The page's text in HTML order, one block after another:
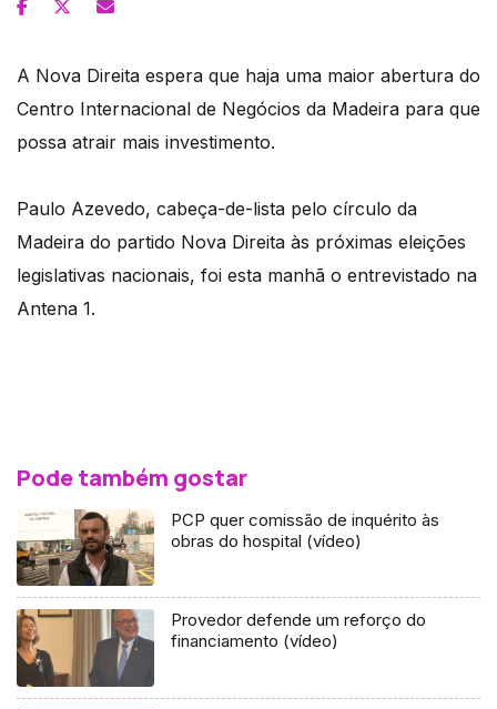
A Nova Direita espera que haja uma maior abertura do
Centro Internacional de Negócios da Madeira para que
possa atrair mais investimento.
Paulo Azevedo, cabeça-de-lista pelo círculo da
Madeira do partido Nova Direita às próximas eleições
legislativas nacionais, foi esta manhã o entrevistado na
Antena 1.
Pode também gostar
PCP quer comissão de inquérito às
obras do hospital (vídeo)
Provedor defende um reforço do
financiamento (vídeo)